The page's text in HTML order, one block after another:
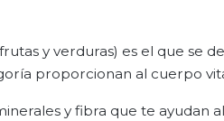
y verduras) es el que se
proporcionan al cuerpo
y fibra que te